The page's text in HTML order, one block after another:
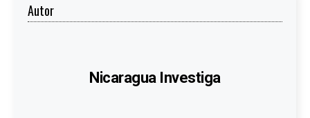
Autor
Nicaragua Investiga